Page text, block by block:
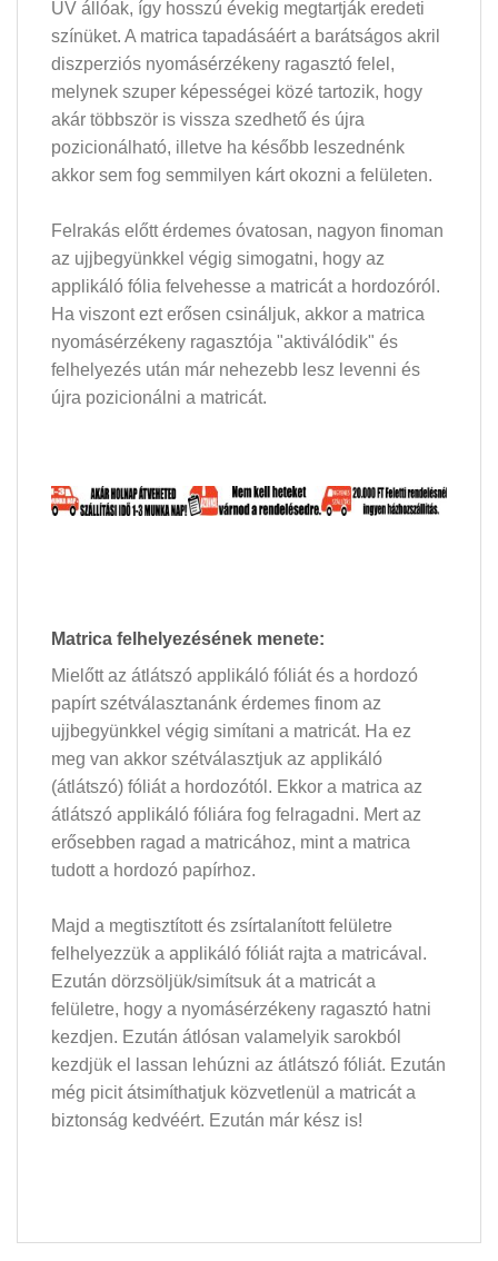
UV állóak, így hosszú évekig megtartják eredeti
színüket. A matrica tapadásáért a barátságos akril
diszperziós nyomásérzékeny ragasztó felel,
melynek szuper képességei közé tartozik, hogy
akár többször is vissza szedhető és újra
pozicionálható, illetve ha később leszednénk
akkor sem fog semmilyen kárt okozni a felületen.
Felrakás előtt érdemes óvatosan, nagyon finoman
az ujjbegyünkkel végig simogatni, hogy az
applikáló fólia felvehesse a matricát a hordozóról.
Ha viszont ezt erősen csináljuk, akkor a matrica
nyomásérzékeny ragasztója "aktiválódik" és
felhelyezés után már nehezebb lesz levenni és
újra pozicionálni a matricát.
Matrica felhelyezésének menete:
Mielőtt az átlátszó applikáló fóliát és a hordozó
papírt szétválasztanánk érdemes finom az
ujjbegyünkkel végig simítani a matricát. Ha ez
meg van akkor szétválasztjuk az applikáló
(átlátszó) fóliát a hordozótól. Ekkor a matrica az
átlátszó applikáló fóliára fog felragadni. Mert az
erősebben ragad a matricához, mint a matrica
tudott a hordozó papírhoz.
Majd a megtisztított és zsírtalanított felületre
felhelyezzük a applikáló fóliát rajta a matricával.
Ezután dörzsöljük/simítsuk át a matricát a
felületre, hogy a nyomásérzékeny ragasztó hatni
kezdjen. Ezután átlósan valamelyik sarokból
kezdjük el lassan lehúzni az átlátszó fóliát. Ezután
még picit átsimíthatjuk közvetlenül a matricát a
biztonság kedvéért. Ezután már kész is!